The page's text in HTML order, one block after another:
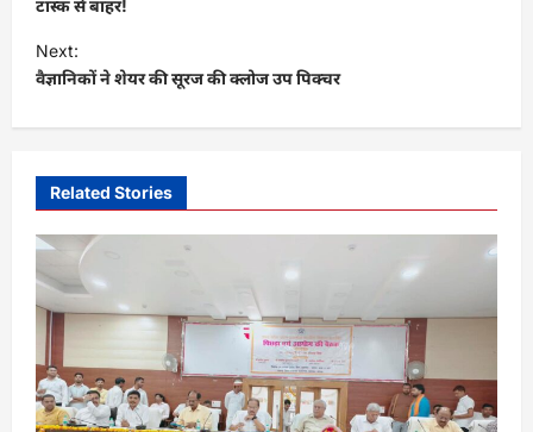
s
t
n
a
g
a
t
o
n
टास्क से बाहर!
Next:
वैज्ञानिकों ने शेयर की सूरज की क्लोज उप पिक्चर
Related Stories